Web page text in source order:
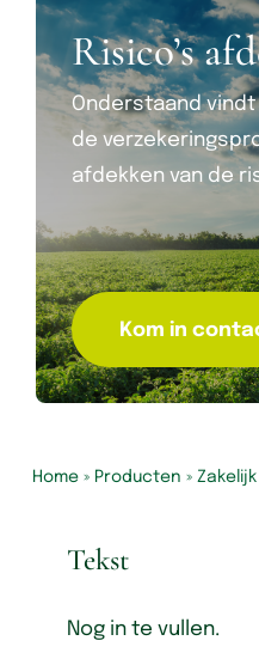
Polisvoorwaarden
Over ons
Risico’s
Onderstaand
de
afdekken van de
Kom in
Home» Producten » Zakelijk
Tekst
Nog in te vullen.